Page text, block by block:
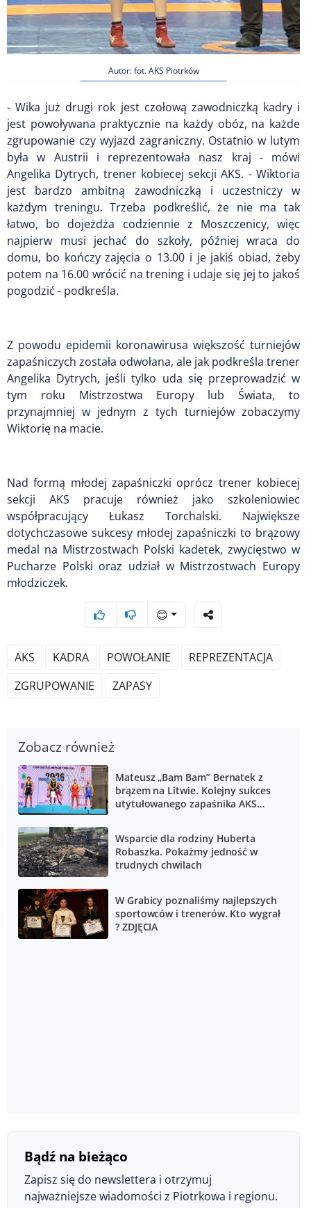
Autor: fot. AKS Piotrków
- Wika już drugi rok jest czołową zawodniczką kadry i
jest powoływana praktycznie na każdy obóz, na każde
zgrupowanie czy wyjazd zagraniczny. Ostatnio w lutym
była w Austrii i reprezentowała nasz kraj - mówi
Angelika Dytrych, trener kobiecej sekcji AKS. - Wiktoria
jest bardzo ambitną zawodniczką i uczestniczy w
każdym treningu. Trzeba podkreślić, że nie ma tak
łatwo, bo dojeżdża codziennie z Moszczenicy, więc
najpierw musi jechać do szkoły, później wraca do
domu, bo kończy zajęcia o 13.00 i je jakiś obiad, żeby
potem na 16.00 wrócić na trening i udaje się jej to jakoś
pogodzić - podkreśla.
Z powodu epidemii koronawirusa większość turniejów
zapaśniczych została odwołana, ale jak podkreśla trener
Angelika Dytrych, jeśli tylko uda się przeprowadzić w
tym roku Mistrzostwa Europy lub Świata, to
przynajmniej w jednym z tych turniejów zobaczymy
Wiktorię na macie.
Nad formą młodej zapaśniczki oprócz trener kobiecej
sekcji AKS pracuje również jako szkoleniowiec
współpracujący Łukasz Torchalski. Największe
dotychczasowe sukcesy młodej zapaśniczki to brązowy
medal na Mistrzostwach Polski kadetek, zwycięstwo w
Pucharze Polski oraz udział w Mistrzostwach Europy
młodziczek.
😊
AKS KADRA POWOŁANIE
REPREZENTACJA
ZGRUPOWANIE
ZAPASY
Zobacz również
Mateusz „Bam Bam” Bernatek z
brązem na Litwie. Kolejny sukces
utytułowanego zapaśnika AKS
Wsparcie dla rodziny Huberta
Robaszka. Pokażmy jedność w
trudnych chwilach
W Grabicy poznaliśmy najlepszych
sportowców i trenerów. Kto wygrał
? ZDJĘCIA
Bądź na bieżąco
Zapisz się do newslettera i otrzymuj
najważniejsze wiadomości z Piotrkowa i regionu.